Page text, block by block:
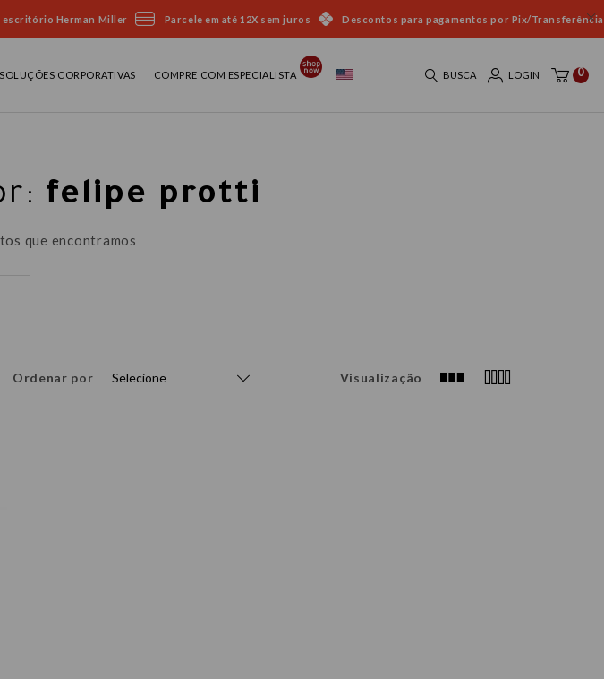
escritório Herman Miller Parcele em até 12X sem juros Descontos para pagamentos por Pix/Transferência
SOLUÇÕES CORPORATIVAS COMPRE COM ESPECIALISTA BUSCA LOGIN 0
felipe protti
que encontramos
Ordenar por Selecione Visualização